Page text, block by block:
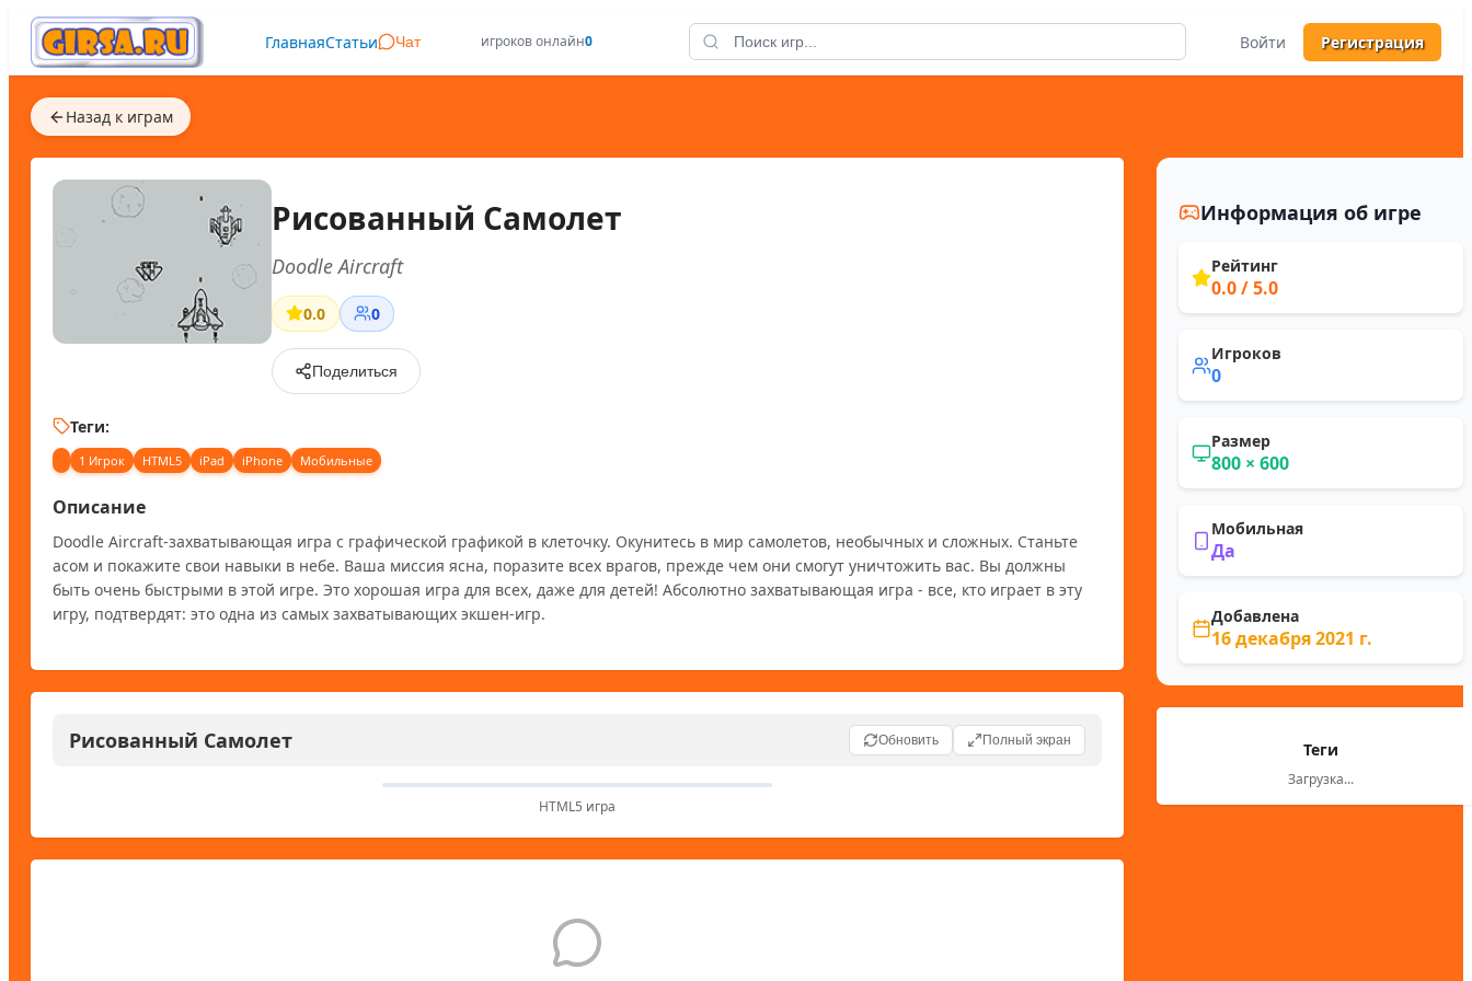
ГлавнаяСтатьи Чат игроков онлайн0 Войти Регистрация
Назад к играм
Рисованный Самолет
Doodle Aircraft
0.0 0
Поделиться
Теги:
1 Игрок HTML5 iPad iPhone Мобильные
Описание
Doodle Aircraft-захватывающая игра с графической графикой в клеточку. Окунитесь в мир самолетов, необычных и сложных. Станьте
асом и покажите свои навыки в небе. Ваша миссия ясна, поразите всех врагов, прежде чем они смогут уничтожить вас. Вы должны
быть очень быстрыми в этой игре. Это хорошая игра для всех, даже для детей! Абсолютно захватывающая игра - все, кто играет в эту
игру, подтвердят: это одна из самых захватывающих экшен-игр.
Рисованный Самолет Обновить Полный экран
HTML5 игра
Информация об игре
Рейтинг
0.0/ 5.0
Игроков
0
Размер
800 × 600
Мобильная
Да
Добавлена
16 декабря 2021 г.
Теги
Загрузка...